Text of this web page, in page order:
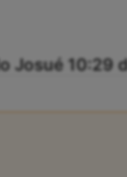
Josué 10:29